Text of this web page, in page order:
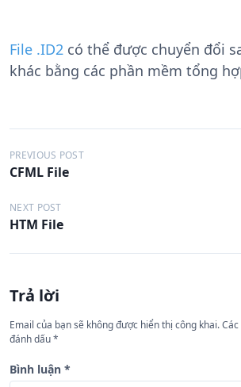
File .ID2 có thể được chuyển đổi
khác bằng các phần mềm tổng
Đ
i
ề
u
h
ớ
n
g
b
PREVIOUS POST
CFML File
NEXT POST
HTM File
Trả lời
Email của bạn sẽ không được hiển thị công khai.
đánh dấu*
Bình luận *